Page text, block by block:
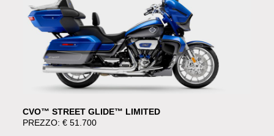
CVO™ STREET GLIDE™ LIMITED
PREZZO: € 51.700